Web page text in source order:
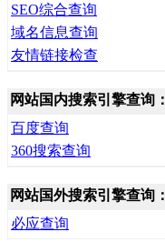
SEO综合查询
域名信息查询
友情链接检查
网站国内搜索引擎查询：
百度查询
360搜索查询
网站国外搜索引擎查询：
必应查询